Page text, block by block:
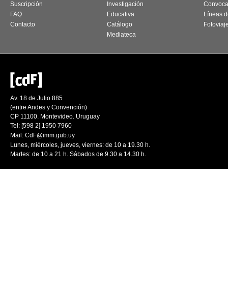
Suscripción
FAQ
Contacto
Investigación
Educativa
Catálogo
Mediateca
Líneas
Av. 18 de Julio 885
(entre Andes y Convención)
CP 11100. Montevideo. Uruguay
Tel: [598 2] 1950 7960
Mail: CdF@imm.gub.uy
Lunes, miércoles, jueves, viernes: de 10 a 19.30 h.
Martes: de 10 a 21 h. Sábados de 9.30 a 14.30 h.